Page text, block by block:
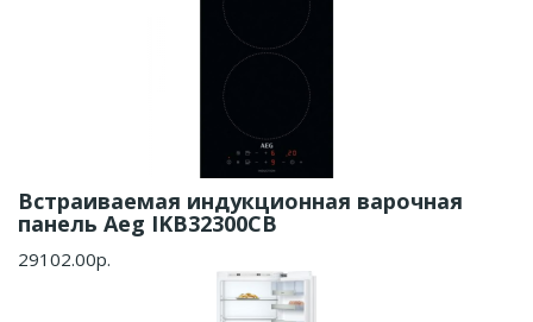
Встраиваемая индукционная варочная
панель Aeg IKB32300CB
29102.00р.